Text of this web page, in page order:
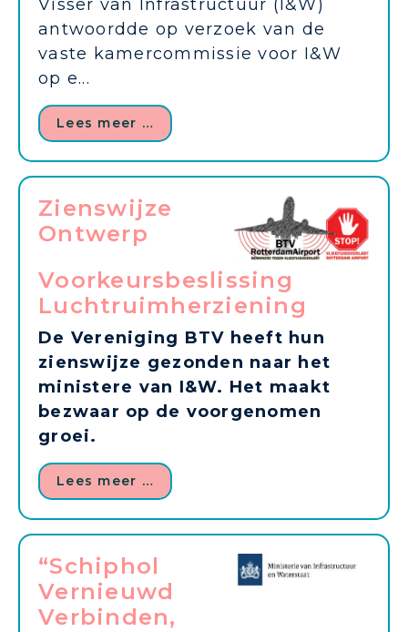
Visser van Infrastructuur (I&W)
antwoordde op verzoek van de
vaste kamercommissie voor I&W
op e...
Lees meer …
Zienswijze
Ontwerp
Voorkeursbeslissing
Luchtruimherziening
De Vereniging BTV heeft hun
zienswijze gezonden naar het
ministere van I&W. Het maakt
bezwaar op de voorgenomen
groei.
Lees meer …
“Schiphol
Vernieuwd
Verbinden,